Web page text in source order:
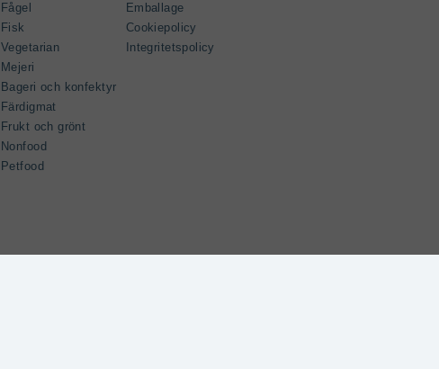
Fågel
Fisk
Vegetarian
Mejeri
Bageri och konfektyr
Färdigmat
Frukt och grönt
Nonfood
Petfood
Emballage
Cookiepolicy
Integritetspolicy